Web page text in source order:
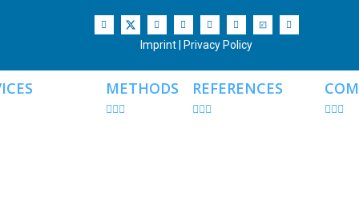
Imprint Privacy Policy
METHODS REFERENCES